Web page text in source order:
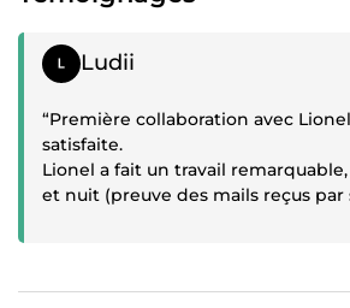
Témoignage positif
Ludii
“Première collaboration avec
satisfaite.
Lionel a fait un travail
et nuit (preuve des mails reçus par
l’appuie) afin de me livrer la
d’images.